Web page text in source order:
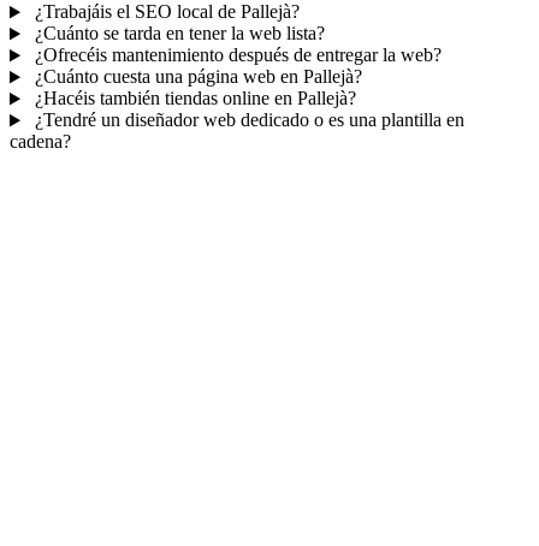
¿Trabajáis el SEO local de Pallejà?
¿Cuánto se tarda en tener la web lista?
¿Ofrecéis mantenimiento después de entregar la web?
¿Cuánto cuesta una página web en Pallejà?
¿Hacéis también tiendas online en Pallejà?
¿Tendré un diseñador web dedicado o es una plantilla en
cadena?